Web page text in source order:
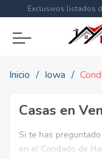
Exclusivos listados
Inicio Iowa
Casas en
Si te has
en el Condado de